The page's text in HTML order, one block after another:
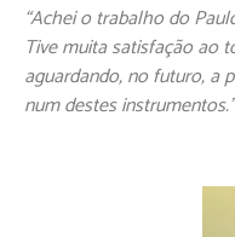
“Achei o trabalho do
Tive muita satisfação ao
aguardando, no futuro, a
num destes instrumentos.”